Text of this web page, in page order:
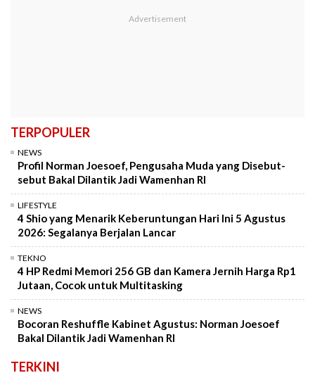
TERPOPULER
NEWS
Profil Norman Joesoef, Pengusaha Muda yang Disebut-
sebut Bakal Dilantik Jadi Wamenhan RI
LIFESTYLE
4 Shio yang Menarik Keberuntungan Hari Ini 5 Agustus
2026: Segalanya Berjalan Lancar
TEKNO
4 HP Redmi Memori 256 GB dan Kamera Jernih Harga Rp1
Jutaan, Cocok untuk Multitasking
NEWS
Bocoran Reshuffle Kabinet Agustus: Norman Joesoef
Bakal Dilantik Jadi Wamenhan RI
TERKINI